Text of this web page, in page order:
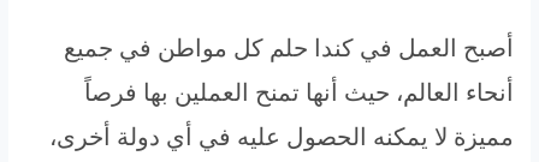
أصبح العمل في كندا حلم كل مواطن في جميع
أنحاء العالم، حيث أنها تمنح العملين بها فرصاً
مميزة لا يمكنه الحصول عليه في أي دولة أخرى،